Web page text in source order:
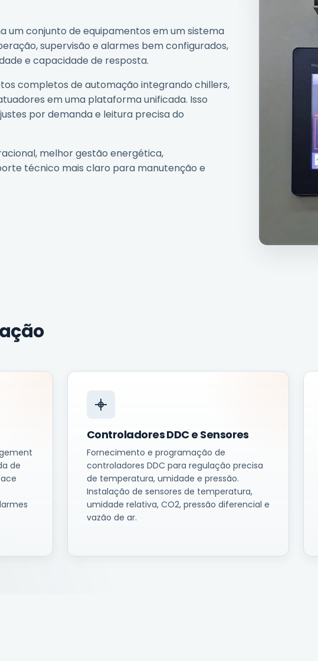
um conjunto de equipamentos em um sistema
supervisão e alarmes bem configurados,
e capacidade de resposta.
completos de automação integrando chillers,
em uma plataforma unificada. Isso
por demanda e leitura precisa do
melhor gestão energética,
técnico mais claro para manutenção e
de
Controladores DDC e Sensores
Fornecimento e programação de
controladores DDC para regulação precisa
de temperatura, umidade e pressão.
Instalação de sensores de temperatura,
umidade relativa, CO2, pressão diferencial e
vazão de ar.